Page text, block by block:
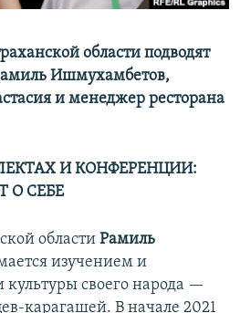
области подводят
Ишмухамбетов,
и менеджер ресторана
И КОНФЕРЕНЦИИ:
О СЕБЕ
области Рамиль
изучением и
своего народа —
карагашей. В начале 2021